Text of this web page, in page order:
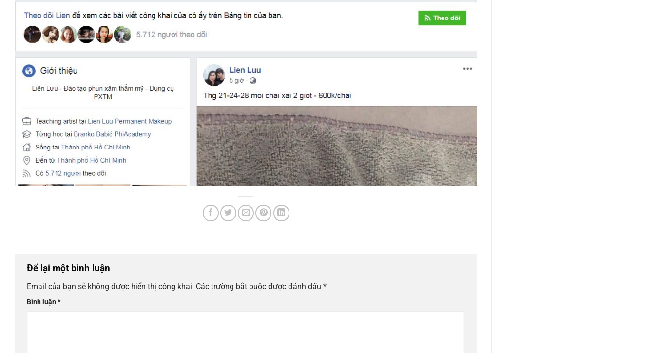
Để lại một bình luận
Email của bạn sẽ không được hiển thị công khai. Các trường bắt buộc được đánh dấu *
Bình luận*